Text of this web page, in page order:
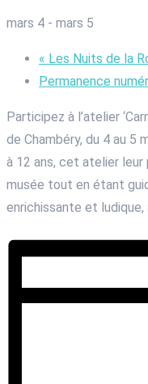
mars 4 - mars 5
« Les Nuits de la
Permanence
Participez à l’atelier
de Chambéry, du 4 au 5
à 12 ans, cet atelier
musée tout en étant
enrichissante et ludique,